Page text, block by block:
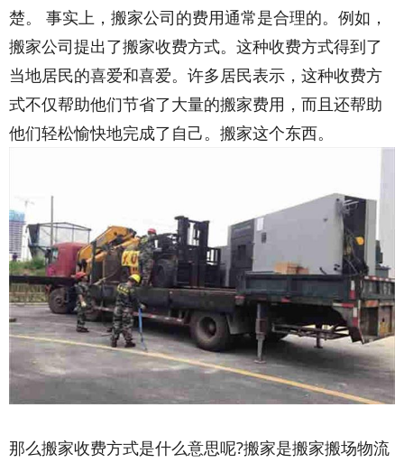
楚。 事实上，搬家公司的费用通常是合理的。例如，
搬家公司提出了搬家收费方式。这种收费方式得到了
当地居民的喜爱和喜爱。许多居民表示，这种收费方
式不仅帮助他们节省了大量的搬家费用，而且还帮助
他们轻松愉快地完成了自己。搬家这个东西。
那么搬家收费方式是什么意思呢?搬家是搬家搬场物流